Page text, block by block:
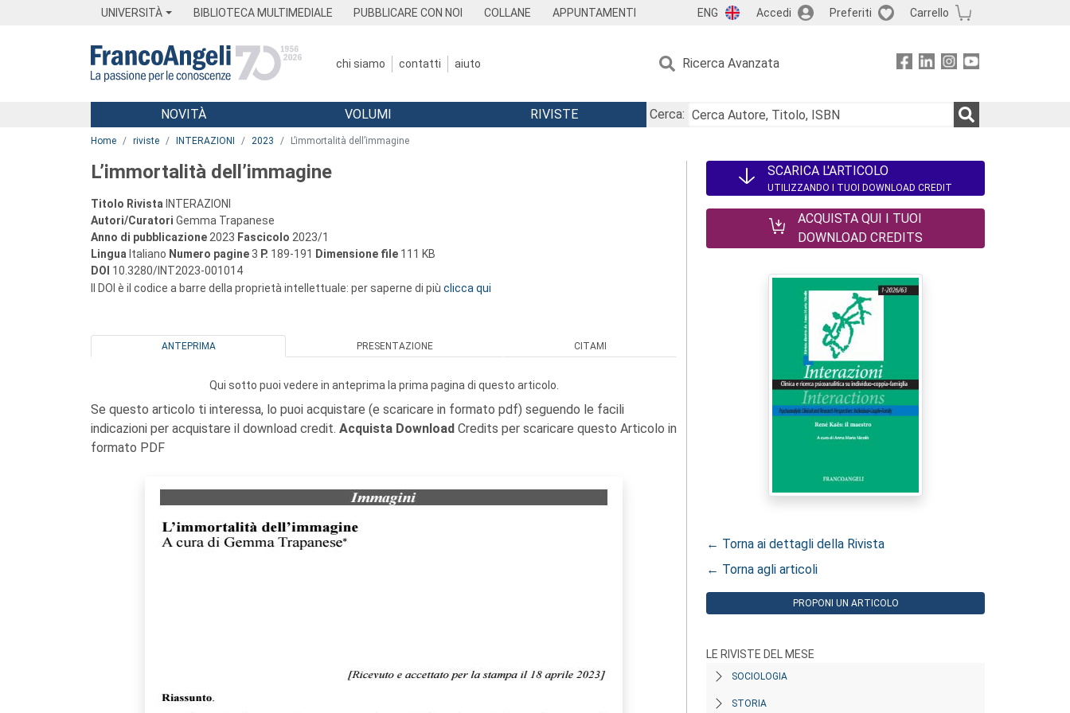
UNIVERSITÀ BIBLIOTECA MULTIMEDIALE PUBBLICARE CON NOI COLLANE APPUNTAMENTI ENG Accedi Preferiti Carrello
chi siamo contatti aiuto Ricerca Avanzata
Menu
NOVITÀ VOLUMI RIVISTE
Cerca:
Home riviste INTERAZIONI 2023 L’immortalità dell’immagine
L’immortalità dell’immagine
Titolo Rivista INTERAZIONI
Autori/Curatori Gemma Trapanese
Anno di pubblicazione 2023 Fascicolo 2023/1
Lingua Italiano Numero pagine 3 P. 189-191 Dimensione file 111 KB
DOI 10.3280/INT2023-001014
Il DOI è il codice a barre della proprietà intellettuale: per saperne di più clicca qui
ANTEPRIMA PRESENTAZIONE CITAMI
Qui sotto puoi vedere in anteprima la prima pagina di questo articolo.
Se questo articolo ti interessa, lo puoi acquistare (e scaricare in formato pdf) seguendo le facili
indicazioni per acquistare il download credit. Acquista Download Credits per scaricare questo Articolo in
formato PDF
SCARICA L'ARTICOLO
UTILIZZANDO I TUOI DOWNLOAD CREDIT
ACQUISTA QUI I TUOI
DOWNLOAD CREDITS
← Torna ai dettagli della Rivista
← Torna agli articoli
PROPONI UN ARTICOLO
LE RIVISTE DEL MESE
SOCIOLOGIA
STORIA